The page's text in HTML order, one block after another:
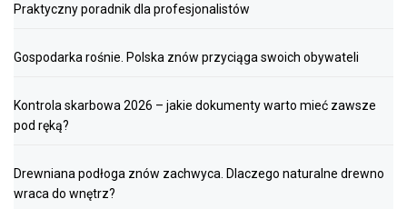
Praktyczny poradnik dla profesjonalistów
Gospodarka rośnie. Polska znów przyciąga swoich obywateli
Kontrola skarbowa 2026 – jakie dokumenty warto mieć zawsze
pod ręką?
Drewniana podłoga znów zachwyca. Dlaczego naturalne drewno
wraca do wnętrz?